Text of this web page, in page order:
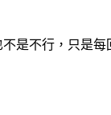
是不行，只是